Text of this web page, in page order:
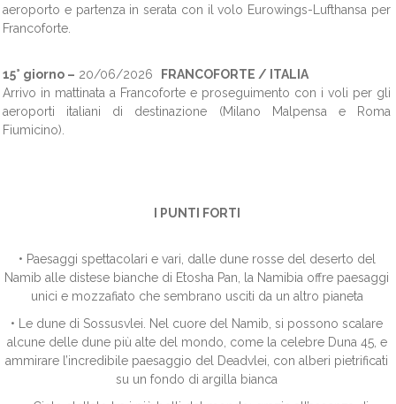
aeroporto e partenza in serata con il volo Eurowings-Lufthansa per
Francoforte.
15° giorno – 20/06/2026 FRANCOFORTE / ITALIA
Arrivo in mattinata a Francoforte e proseguimento con i voli per gli
aeroporti italiani di destinazione (Milano Malpensa e Roma
Fiumicino).
I PUNTI FORTI
• Paesaggi spettacolari e vari, dalle dune rosse del deserto del
Namib alle distese bianche di Etosha Pan, la Namibia offre paesaggi
unici e mozzafiato che sembrano usciti da un altro pianeta
• Le dune di Sossusvlei. Nel cuore del Namib, si possono scalare
alcune delle dune più alte del mondo, come la celebre Duna 45, e
ammirare l’incredibile paesaggio del Deadvlei, con alberi pietrificati
su un fondo di argilla bianca